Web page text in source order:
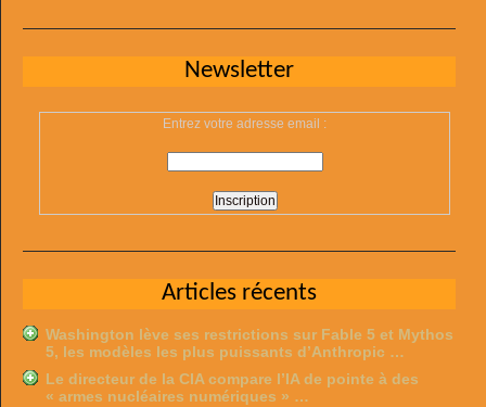
Newsletter
Entrez votre adresse email :
Articles récents
Washington lève ses restrictions sur Fable 5 et Mythos
5, les modèles les plus puissants d’Anthropic …
Le directeur de la CIA compare l’IA de pointe à des
« armes nucléaires numériques » …